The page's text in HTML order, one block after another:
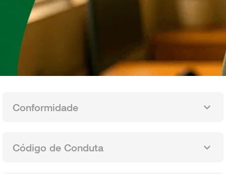
Conformidade
Código de Conduta